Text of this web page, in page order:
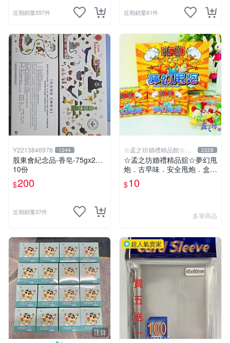
近期銷量557件 近期銷量61件
Y2213846978 1244
股東會紀念品-香皂-75gx2…
10份
$200
近期銷量37件
☆孟之坊婚禮精品館☆超
商取貨付款
2328
☆孟之坊婚禮精品舘☆夢幻甩
炮．古早味．安全甩炮．盒裝
甩炮 ．懷舊童玩 ．整人玩具
$10
多筆商品
注目
超人氣賣家